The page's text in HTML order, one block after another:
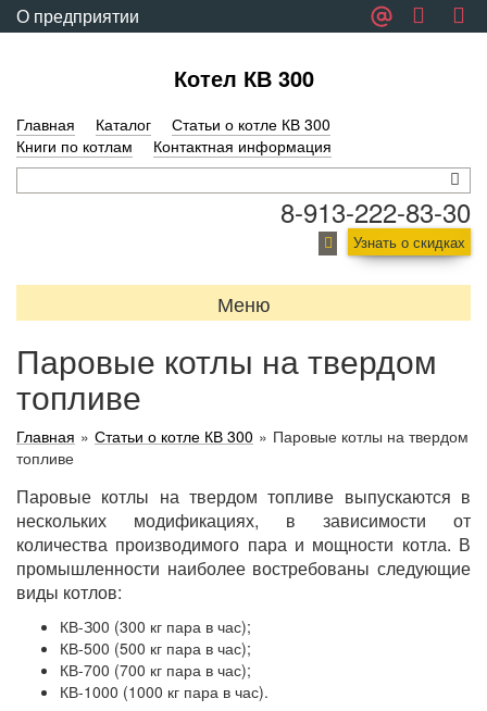
О предприятии
Котел КВ 300
Главная Каталог
Статьи о котле КВ 300
Книги по котлам
Контактная информация
8-913-222-83-30
Узнать о скидках
Меню
Паровые котлы на твердом
топливе
Главная » Статьи о котле КВ 300 » Паровые котлы на твердом
топливе
Паровые котлы на твердом топливе выпускаются в
нескольких модификациях, в зависимости от
количества производимого пара и мощности котла. В
промышленности наиболее востребованы следующие
виды котлов:
КВ-З00 (300 кг пара в час);
КВ-500 (500 кг пара в час);
КВ-700 (700 кг пара в час);
КВ-1000 (1000 кг пара в час).